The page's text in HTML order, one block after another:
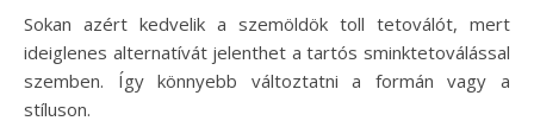
Sokan azért kedvelik a szemöldök toll tetoválót, mert
ideiglenes alternatívát jelenthet a tartós sminktetoválással
szemben. Így könnyebb változtatni a formán vagy a
stíluson.